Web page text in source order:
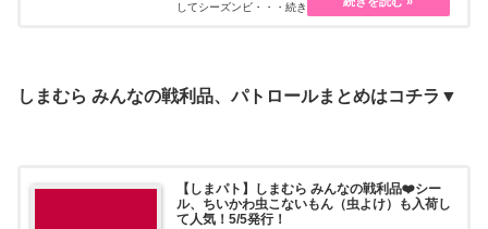
してシーズンビ・・・続きを読む
しまむら みんなの戦利品、パトロールまとめはコチラ▼
【しまパト】しまむら みんなの戦利品❤️シー
ル、ちいかわ虫こないもん（虫よけ）も入荷し
て人気！5/5発行！